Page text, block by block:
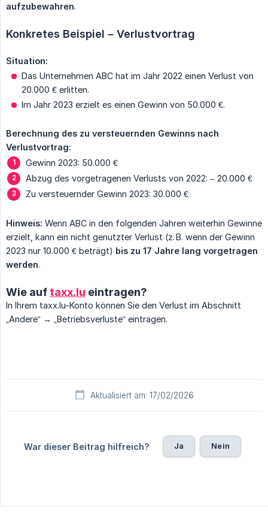
aufzubewahren.
Konkretes Beispiel – Verlustvortrag
Situation:
Das Unternehmen ABC hat im Jahr 2022 einen Verlust von
20.000 € erlitten.
Im Jahr 2023 erzielt es einen Gewinn von 50.000 €.
Berechnung des zu versteuernden Gewinns nach
Verlustvortrag:
Gewinn 2023: 50.000 €
Abzug des vorgetragenen Verlusts von 2022: – 20.000 €
Zu versteuernder Gewinn 2023: 30.000 €
Hinweis: Wenn ABC in den folgenden Jahren weiterhin Gewinne
erzielt, kann ein nicht genutzter Verlust (z. B. wenn der Gewinn
2023 nur 10.000 € beträgt) bis zu 17 Jahre lang vorgetragen
werden.
Wie auf taxx.lu eintragen?
In Ihrem taxx.lu-Konto können Sie den Verlust im Abschnitt
„Andere“ → „Betriebsverluste“ eintragen.
Aktualisiert am: 17/02/2026
War dieser Beitrag hilfreich? Ja Nein